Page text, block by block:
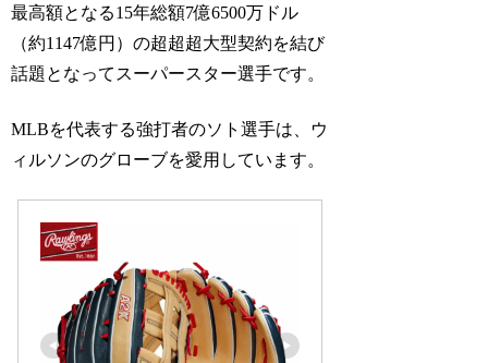
最高額となる15年総額7億6500万ドル
（約1147億円）の超超超大型契約を結び
話題となってスーパースター選手です。
MLBを代表する強打者のソト選手は、ウ
ィルソンのグローブを愛用しています。